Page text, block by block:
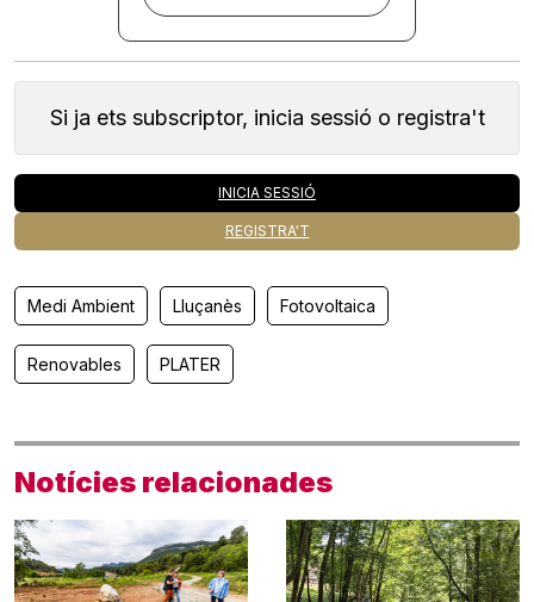
Si ja ets subscriptor, inicia sessió o registra't
INICIA SESSIÓ
REGISTRA'T
Medi Ambient Lluçanès Fotovoltaica
Renovables PLATER
Notícies relacionades